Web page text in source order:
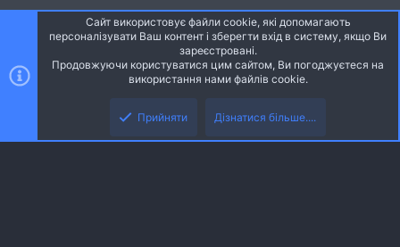
Ніч
Українська (UA)
S
Community platform by XenForo® © 2010-2026 XenForo Ltd.
Community platform by XenForo © 2010-2022 XenForo Ltd. | dev: Pages
Сайт використовує файли cookie, які допомагають
персоналізувати Ваш контент і зберегти вхід в систему, якщо Ви
зареєстровані.
Продовжуючи користуватися цим сайтом, Ви погоджуєтеся на
використання нами файлів cookie.
Прийняти Дізнатися більше....